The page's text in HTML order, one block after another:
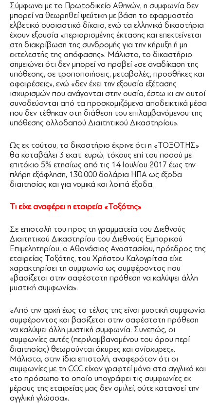
Σύμφωνα με το Πρωτοδικείο Αθηνών, η συμφωνία δεν
μπορεί να θεωρηθεί ψεύτικη με βάση το εφαρμοστέο
ελβετικό ουσιαστικό δίκαιο, ενώ τα ελληνικά δικαστήρια
έχουν εξουσία «περιορισμένης έκτασης και επεκτείνεται
στη διακρίβωση της συνδρομής για την κήρυξη ή μη
εκτελεστής της απόφασης». Μάλιστα, το δικαστήριο
σημειώνει ότι δεν μπορεί να προβεί «σε αναδίκαση της
υπόθεσης, σε τροποποιήσεις, μεταβολές, προσθήκες και
αφαιρέσεις», ενώ «δεν έχει την εξουσία εξέτασης
ισχυρισμών που ανάγονται στην ουσία, έστω κι αν αυτοί
συνοδεύονται από τα προσκομιζόμενα αποδεικτικά μέσα
που δεν τέθηκαν στη διάθεση του επιλαμβανόμενου της
υπόθεσης αλλοδαπού Διαιτητικού Δικαστηρίου».
Ως εκ τούτου, το δικαστήριο έκρινε ότι η «ΤΟΞΟΤΗΣ»
θα καταβάλει 3 εκατ. ευρώ, τόκους επί του ποσού με
επιτόκιο 5% ετησίως από τις 14 Ιουλίου 2017 έως την
πλήρη εξόφληση, 130.000 δολάρια ΗΠΑ ως έξοδα
διαιτησίας και για νομικά και λοιπά έξοδα.
Τι είχε αναφέρει η εταιρεία «Τοξότης»
Σε επιστολή του προς τη γραμματεία του Διεθνούς
Διαιτητικού Δικαστηρίου του Διεθνούς Εμπορικού
Επιμελητηρίου, ο Αθανάσιος Αναστασίου, πρόεδρος της
εταιρείας Τοξότης, του Χρήστου Καλογρίτσα είχε
χαρακτηρίσει τη συμφωνία ως συμφέροντος που
«βασίζεται στην σαφέστατη πρόθεση να καλύψει άλλη
μυστική συμφωνία».
«Από την αρχή έως το τέλος της είναι μυστική συμφωνία
συμφέροντος και βασίζεται στην σαφέστατη πρόθεση
να καλύψει άλλη μυστική συμφωνία. Συνεπώς, οι
συμφωνίες αυτές (περιλαμβανομένου του όρου περί
διαιτησίας) θεωρούνται άκυρες και ανίσχυρες».
Μάλιστα, στην ίδια επιστολή, αναφερόταν ότι οι
συμφωνίες με τη CCC είχαν γραφτεί μόνο στα αγγλικά και
«το πρόσωπο το οποίο υπογράφει τις συμφωνίες εκ
μέρους της εταιρείας μας δεν ομιλεί, ούτε κατανοεί την
αγγλική γλώσσα».